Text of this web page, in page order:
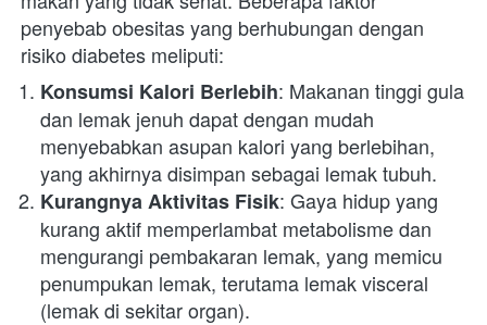
penyebab obesitas yang berhubungan dengan
risiko diabetes meliputi:
Konsumsi Kalori Berlebih: Makanan tinggi gula
dan lemak jenuh dapat dengan mudah
menyebabkan asupan kalori yang berlebihan,
yang akhirnya disimpan sebagai lemak tubuh.
Kurangnya Aktivitas Fisik: Gaya hidup yang
kurang aktif memperlambat metabolisme dan
mengurangi pembakaran lemak, yang memicu
penumpukan lemak, terutama lemak visceral
(lemak di sekitar organ).